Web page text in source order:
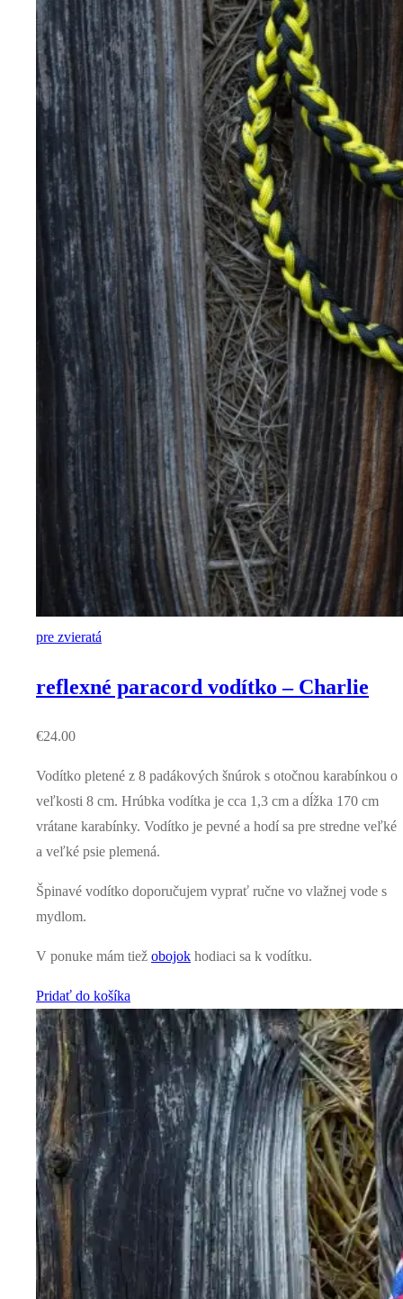
pre zvieratá
reflexné paracord vodítko – Charlie
€24.00
Vodítko pletené z 8 padákových šnúrok s otočnou karabínkou o
veľkosti 8 cm. Hrúbka vodítka je cca 1,3 cm a dĺžka 170 cm
vrátane karabínky. Vodítko je pevné a hodí sa pre stredne veľké
a veľké psie plemená.
Špinavé vodítko doporučujem vyprať ručne vo vlažnej vode s
mydlom.
V ponuke mám tiež obojok hodiaci sa k vodítku.
Pridať do košíka